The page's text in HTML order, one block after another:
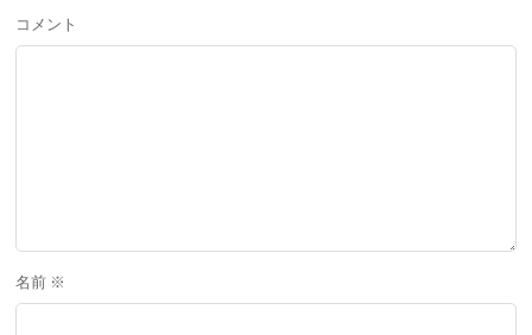
コメント
名前 ※